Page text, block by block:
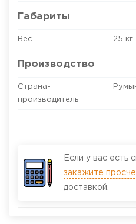
Габариты
Вес 25 кг
Производство
Страна-
производитель
Если у вас есть
закажите
доставкой.